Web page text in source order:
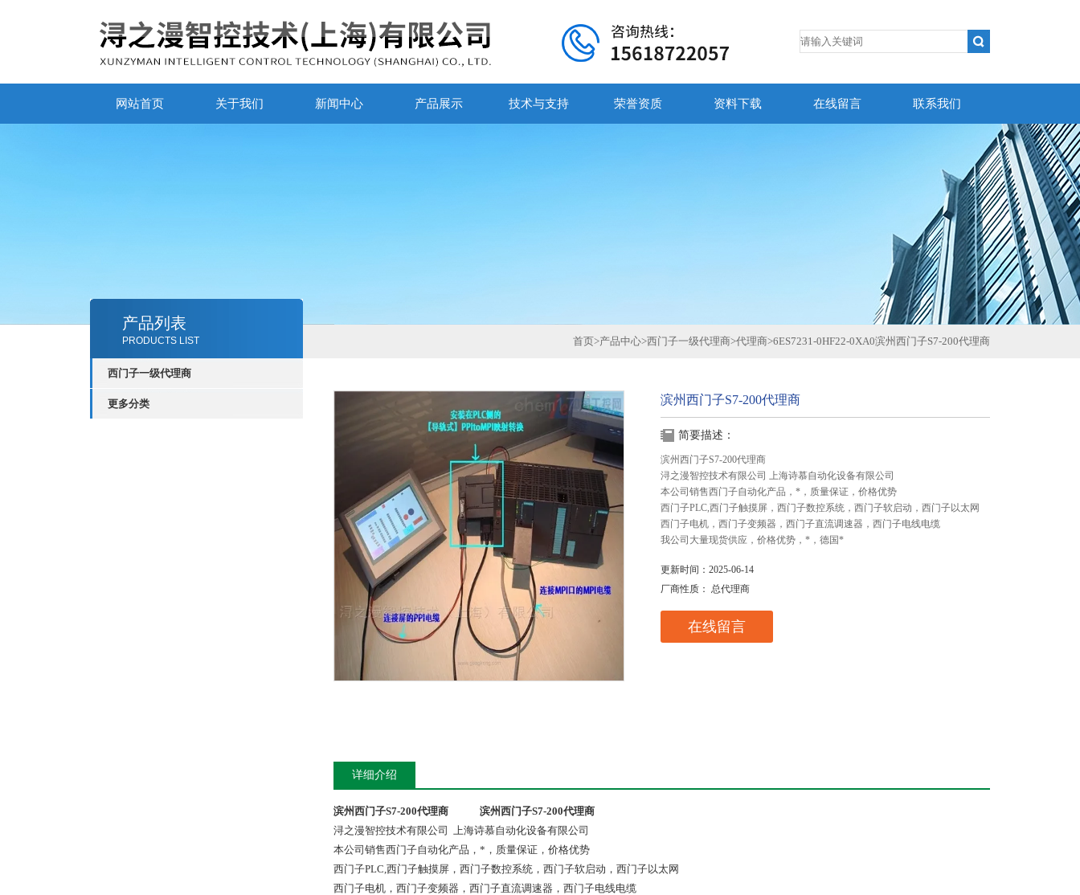
网站首页 关于我们 新闻中心 产品展示 技术与支持 荣誉资质 资料下载 在线留言 联系我们
产品列表
PRODUCTS LIST
西门子一级代理商
更多分类
首页>产品中心>西门子一级代理商>代理商>6ES7231-0HF22-0XA0滨州西门子S7-200代理商
滨州西门子S7-200代理商
简要描述：
滨州西门子S7-200代理商
浔之漫智控技术有限公司 上海诗慕自动化设备有限公司
本公司销售西门子自动化产品，*，质量保证，价格优势
西门子PLC,西门子触摸屏，西门子数控系统，西门子软启动，西门子以太网
西门子电机，西门子变频器，西门子直流调速器，西门子电线电缆
我公司大量现货供应，价格优势，*，德国*
更新时间：2025-06-14
厂商性质： 总代理商
在线留言
详细介绍
滨州西门子S7-200代理商
滨州西门子S7-200代理商
浔之漫智控技术有限公司 上海诗慕自动化设备有限公司
本公司销售西门子自动化产品，*，质量保证，价格优势
西门子PLC,西门子触摸屏，西门子数控系统，西门子软启动，西门子以太网
西门子电机，西门子变频器，西门子直流调速器，西门子电线电缆